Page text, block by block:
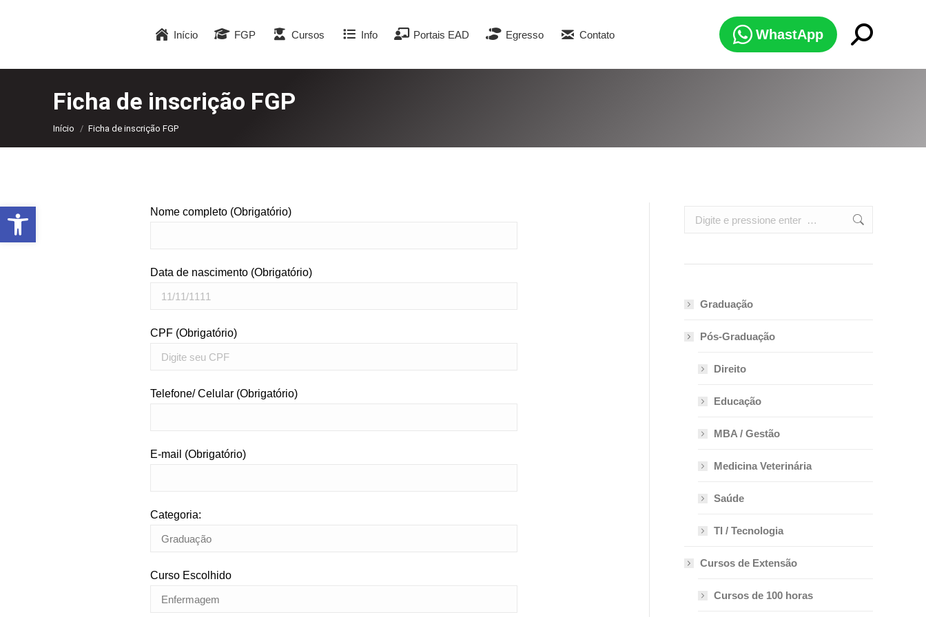
Início FGP Cursos Info Portais EAD Egresso Contato WhastApp Search:
Ficha de inscrição FGP
Você está aqui:
Início Ficha de inscrição FGP
Nome completo (Obrigatório)
Data de nascimento (Obrigatório)
CPF (Obrigatório)
Telefone/ Celular (Obrigatório)
E-mail (Obrigatório)
Categoria:
Curso Escolhido
Search:
Graduação
Pós-Graduação
Direito
Educação
MBA / Gestão
Medicina Veterinária
Saúde
TI / Tecnologia
Cursos de Extensão
Cursos de 100 horas
Abrir a barra de ferramentas